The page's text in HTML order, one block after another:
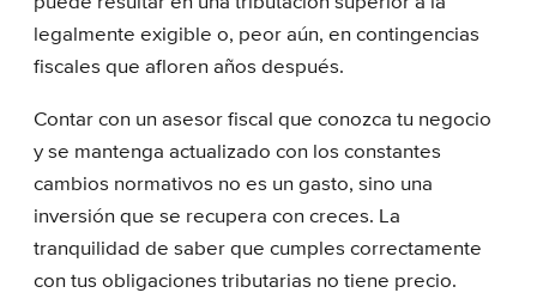
legalmente exigible o, peor aún, en contingencias
fiscales que afloren años después.
Contar con un asesor fiscal que conozca tu negocio
y se mantenga actualizado con los constantes
cambios normativos no es un gasto, sino una
inversión que se recupera con creces. La
tranquilidad de saber que cumples correctamente
con tus obligaciones tributarias no tiene precio.